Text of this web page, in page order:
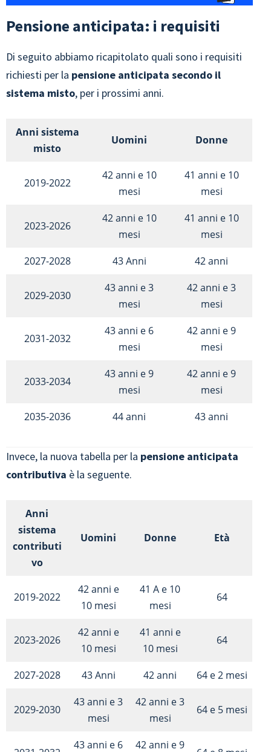
Pensione anticipata: i requisiti
Di seguito abbiamo ricapitolato quali sono i requisiti
richiesti per la pensione anticipata secondo il
sistema misto, per i prossimi anni.
Anni sistema
misto
Uomini Donne
2019-2022
42 anni e 10
mesi
41 anni e 10
mesi
2023-2026
42 anni e 10
mesi
41 anni e 10
mesi
2027-2028
43 Anni 42 anni
2029-2030
43 anni e 3
mesi
42 anni e 3
mesi
2031-2032
43 anni e 6
mesi
42 anni e 9
mesi
2033-2034
43 anni e 9
mesi
42 anni e 9
mesi
2035-2036
44 anni 43 anni
Invece, la nuova tabella per la pensione anticipata
contributiva è la seguente.
Anni
sistema
contributi
vo
Uomini Donne Età
2019-2022
42 anni e
10 mesi
41 A e 10
mesi
64
2023-2026
42 anni e
10 mesi
41 anni e
10 mesi
64
2027-2028 43 Anni 42 anni 64 e 2 mesi
2029-2030
43 anni e 3
mesi
42 anni e 3
mesi
64 e 5 mesi
43 anni e 6
42 anni e 9